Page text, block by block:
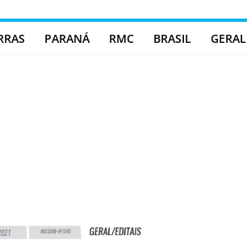
PARANÁ RMC BRASIL GERAL